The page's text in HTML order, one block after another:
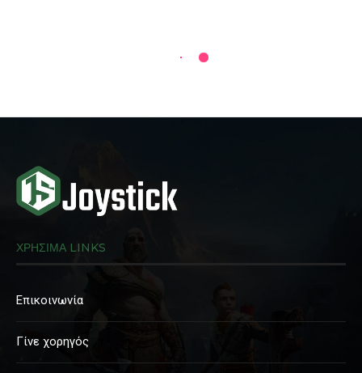
ΧΡΗΣΙΜΑ LINKS
Επικοινωνία
Γίνε χορηγός